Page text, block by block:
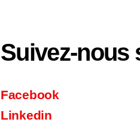
Suivez-
Facebook
Linkedin